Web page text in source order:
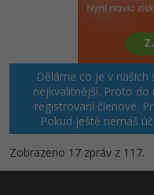
Děláme co je v našich
nejkvalitnější. Proto
registrovaní členové.
Pokud ještě nemáš
Zobrazeno 17 zpráv z 117.